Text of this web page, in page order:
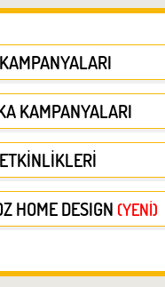
KAMPANYALARI
HOME DESIGN (YENİ)